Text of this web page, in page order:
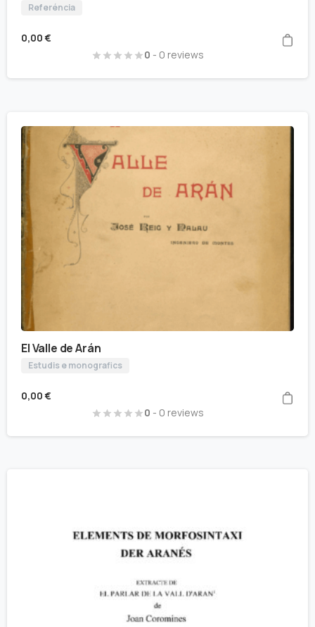
Referéncia
0,00 €
0 - 0 reviews
El Valle de Arán
Estudis e monografics
0,00 €
0 - 0 reviews